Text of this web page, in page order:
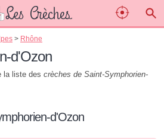
> Rhône
d'Ozon
la liste des crèches de Saint-Symphorien-
d'Ozon